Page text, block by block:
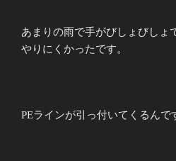
あまりの雨で手がびしょびしょ
やりにくかったです。
PEラインが引っ付いてくるんで